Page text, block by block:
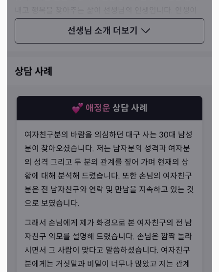
선생님 소개 더보기
어렵고 힘든 분들이라면 앞으로 나아갈 길을 찾을 수 있도
록, 어두운 길을 밝게 밝힐 등불을 찾을 수 있도록 만호당 선
신명을 거슬렀기 때문에
“고통의 나날들이 이어졌습니다.”
상담 사례
애정운 상담 사례
여자친구분의 바람을 의심하던 대구 사는 30대 남성
분이 찾아오셨습니다. 저는 남자분의 성격과 여자분
의 성격 그리고 두 분의 관계를 짚어 가며 현재의 상
황에 대해 분석해 드렸습니다. 또한 손님의 여자친구
분은 전 남자친구와 연락 및 만남을 지속하고 있는 것
으로 보였습니다.
그래서 손님에게 제가 화경으로 본 여자친구의 전 남
자친구 외모를 설명해 드렸습니다. 손님은 깜짝 놀라
시면서 그 사람이 맞다고 말씀하셨습니다. 여자친구
분에게는 거짓말과 비밀이 너무나 많았고 저는 관계